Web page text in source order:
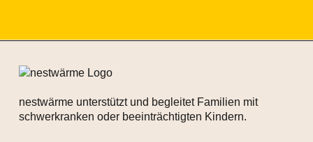
nestwärme unterstützt und begleitet Familien mit
schwerkranken oder beeinträchtigten Kindern.